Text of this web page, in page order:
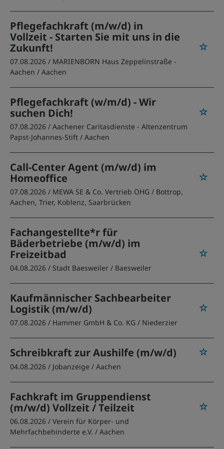
Pflegefachkraft (m/w/d) in
Vollzeit - Starten Sie mit uns in die
Zukunft!
07.08.2026 / MARIENBORN Haus Zeppelinstraße -
Aachen / Aachen
Pflegefachkraft (w/m/d) - Wir
suchen Dich!
07.08.2026 / Aachener Caritasdienste - Altenzentrum
Papst-Johannes-Stift / Aachen
Call-Center Agent (m/w/d) im
Homeoffice
07.08.2026 / MEWA SE & Co. Vertrieb OHG / Bottrop,
Aachen, Trier, Koblenz, Saarbrücken
Fachangestellte*r für
Bäderbetriebe (m/w/d) im
Freizeitbad
04.08.2026 / Stadt Baesweiler / Baesweiler
Kaufmännischer Sachbearbeiter
Logistik (m/w/d)
07.08.2026 / Hammer GmbH & Co. KG / Niederzier
Schreibkraft zur Aushilfe (m/w/d)
04.08.2026 / Jobanzeige / Aachen
Fachkraft im Gruppendienst
(m/w/d) Vollzeit / Teilzeit
06.08.2026 / Verein für Körper- und
Mehrfachbehinderte e.V. / Aachen